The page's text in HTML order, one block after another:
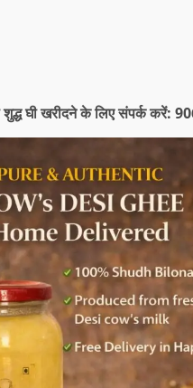
घी खरीदने के लिए संपर्क करें: